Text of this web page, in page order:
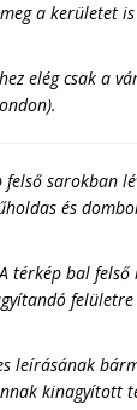
a kerületet
elég csak a
felső sarokban
és
térkép bal felső
leírásának
kinagyított